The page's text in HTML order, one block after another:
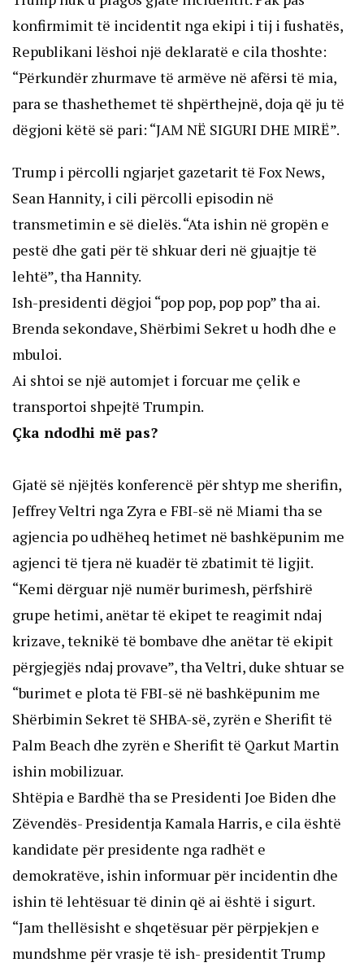
konfirmimit të incidentit nga ekipi i tij i fushatës,
Republikani lëshoi një deklaratë e cila thoshte:
“Përkundër zhurmave të armëve në afërsi të mia,
para se thashethemet të shpërthejnë, doja që ju të
dëgjoni këtë së pari: “JAM NË SIGURI DHE MIRË”.
Trump i përcolli ngjarjet gazetarit të Fox News,
Sean Hannity, i cili përcolli episodin në
transmetimin e së dielës. “Ata ishin në gropën e
pestë dhe gati për të shkuar deri në gjuajtje të
lehtë”, tha Hannity.
Ish-presidenti dëgjoi “pop pop, pop pop” tha ai.
Brenda sekondave, Shërbimi Sekret u hodh dhe e
mbuloi.
Ai shtoi se një automjet i forcuar me çelik e
transportoi shpejtë Trumpin.
Çka ndodhi më pas?
Gjatë së njëjtës konferencë për shtyp me sherifin,
Jeffrey Veltri nga Zyra e FBI-së në Miami tha se
agjencia po udhëheq hetimet në bashkëpunim me
agjenci të tjera në kuadër të zbatimit të ligjit.
“Kemi dërguar një numër burimesh, përfshirë
grupe hetimi, anëtar të ekipet te reagimit ndaj
krizave, teknikë të bombave dhe anëtar të ekipit
përgjegjës ndaj provave”, tha Veltri, duke shtuar se
“burimet e plota të FBI-së në bashkëpunim me
Shërbimin Sekret të SHBA-së, zyrën e Sherifit të
Palm Beach dhe zyrën e Sherifit të Qarkut Martin
ishin mobilizuar.
Shtëpia e Bardhë tha se Presidenti Joe Biden dhe
Zëvendës- Presidentja Kamala Harris, e cila është
kandidate për presidente nga radhët e
demokratëve, ishin informuar për incidentin dhe
ishin të lehtësuar të dinin që ai është i sigurt.
“Jam thellësisht e shqetësuar për përpjekjen e
mundshme për vrasje të ish- presidentit Trump